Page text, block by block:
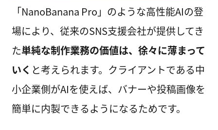
「NanoBanana Pro」のような高性能AIの登
場により、従来のSNS支援会社が提供してき
た単純な制作業務の価値は、徐々に薄まって
いく と考えられます。クライアントである中
小企業側がAIを使えば、バナーや投稿画像を
簡単に内製できるようになるためです。